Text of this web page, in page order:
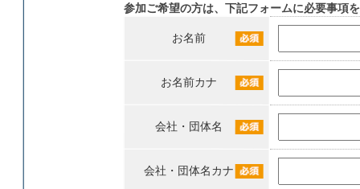
参加ご希望の方は、下記フォームに必要事項
お名前
お名前カナ
会社・団体名
会社・団体名カナ